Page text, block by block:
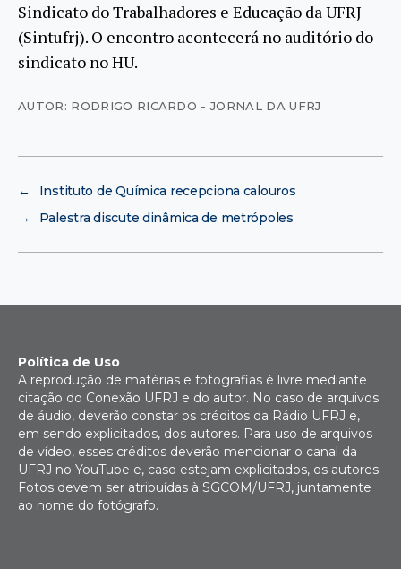
Sindicato do Trabalhadores e Educação da UFRJ
(Sintufrj). O encontro acontecerá no auditório do
sindicato no HU.
AUTOR: RODRIGO RICARDO - JORNAL DA UFRJ
←
Instituto de Química recepciona calouros
→
Palestra discute dinâmica de metrópoles
Política de Uso
A reprodução de matérias e fotografias é livre mediante
citação do Conexão UFRJ e do autor. No caso de arquivos
de áudio, deverão constar os créditos da Rádio UFRJ e,
em sendo explicitados, dos autores. Para uso de arquivos
de vídeo, esses créditos deverão mencionar o canal da
UFRJ no YouTube e, caso estejam explicitados, os autores.
Fotos devem ser atribuídas à SGCOM/UFRJ, juntamente
ao nome do fotógrafo.